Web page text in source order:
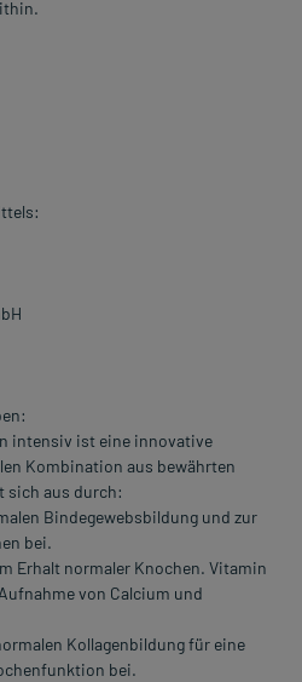
intensiv ist eine innovative
Kombination aus bewährten
sich aus durch:
Bindegewebsbildung und zur
bei.
Erhalt normaler Knochen. Vitamin
von Calcium und
Kollagenbildung für eine
bei.